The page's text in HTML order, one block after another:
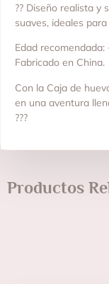
?? Diseño realista y
suaves, ideales
Edad recomendada:
Fabricado en China.
Con la Caja de
en una aventura
???
Productos